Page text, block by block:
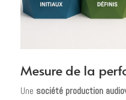
Mesure de la
Une société production